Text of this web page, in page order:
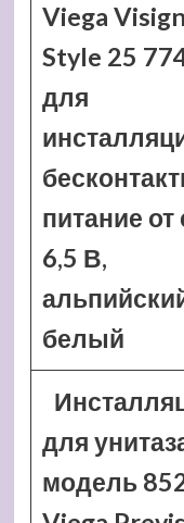
Viega
Style 25
для
питание от
6,5 В,
белый
для
модель